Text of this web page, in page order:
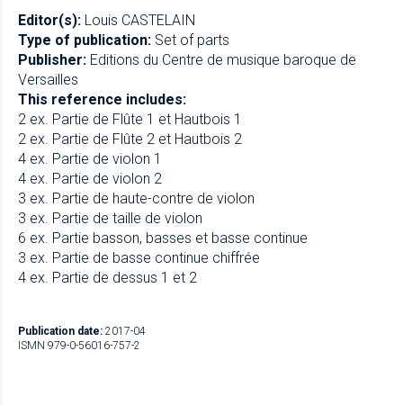
Editor(s): Louis CASTELAIN
Type of publication: Set of parts
Publisher: Editions du Centre de musique baroque de
Versailles
This reference includes:
2 ex. Partie de Flûte 1 et Hautbois 1
2 ex. Partie de Flûte 2 et Hautbois 2
4 ex. Partie de violon 1
4 ex. Partie de violon 2
3 ex. Partie de haute-contre de violon
3 ex. Partie de taille de violon
6 ex. Partie basson, basses et basse continue
3 ex. Partie de basse continue chiffrée
4 ex. Partie de dessus 1 et 2
Publication date: 2017-04
ISMN 979-0-56016-757-2